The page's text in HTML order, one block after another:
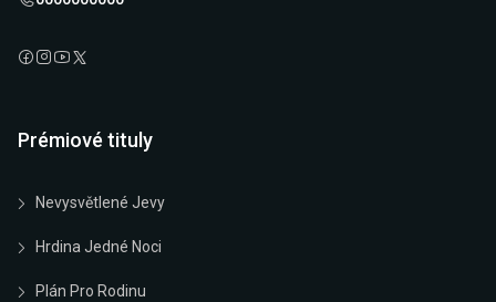
Prémiové tituly
Nevysvětlené Jevy
Hrdina Jedné Noci
Plán Pro Rodinu